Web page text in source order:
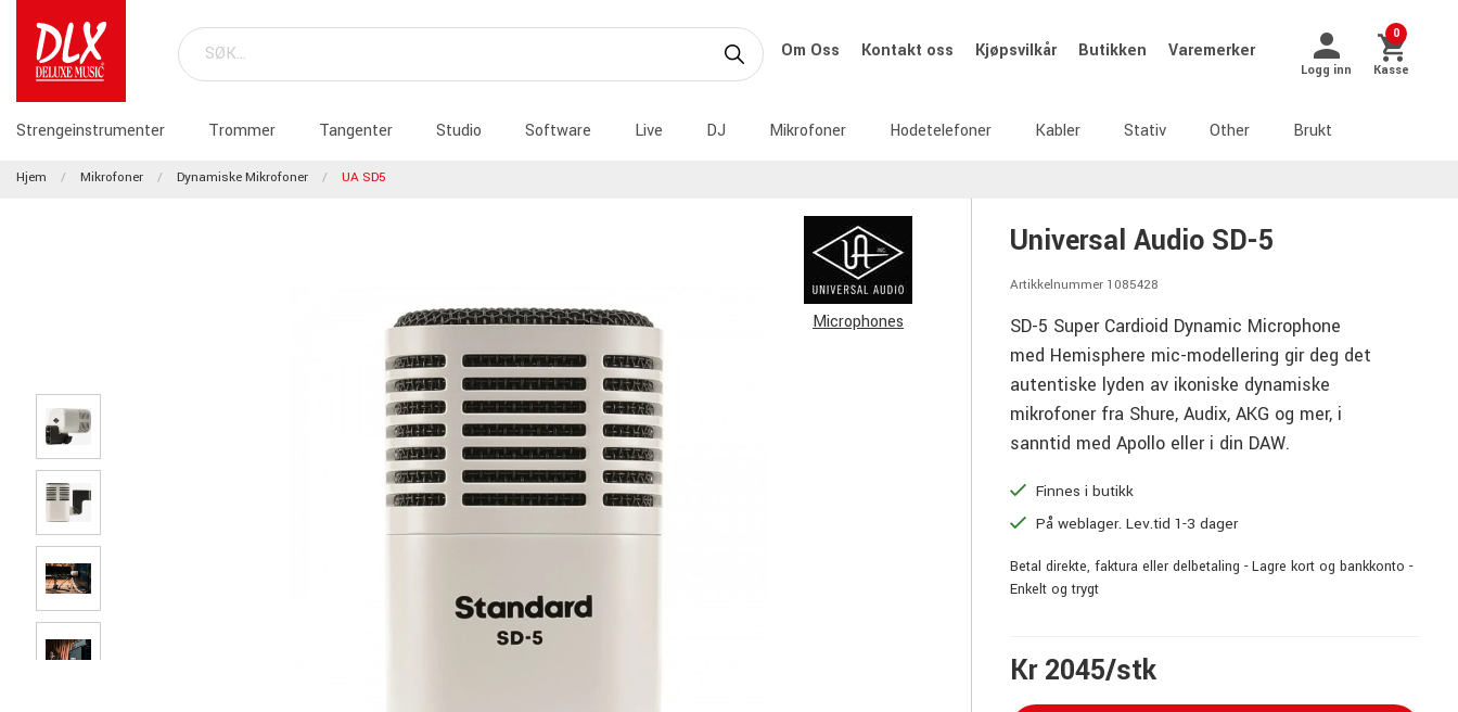
Om Oss Kontakt oss Kjøpsvilkår Butikken Varemerker
Logg inn
0
Kasse
Strengeinstrumenter Trommer Tangenter Studio Software Live DJ Mikrofoner Hodetelefoner Kabler Stativ Other Brukt
Hjem Mikrofoner Dynamiske Mikrofoner UA SD5
Microphones
Universal Audio SD-5
Artikkelnummer 1085428
SD-5 Super Cardioid Dynamic Microphone
med Hemisphere mic-modellering gir deg det
autentiske lyden av ikoniske dynamiske
mikrofoner fra Shure, Audix, AKG og mer, i
sanntid med Apollo eller i din DAW.
Finnes i butikk
På weblager. Lev.tid 1-3 dager
Betal direkte, faktura eller delbetaling - Lagre kort og bankkonto -
Enkelt og trygt
Kr 2045/stk